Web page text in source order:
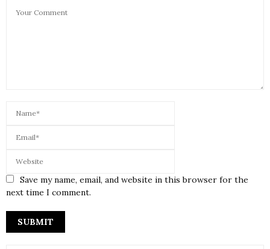
Save my name, email, and website in this browser for the
next time I comment.